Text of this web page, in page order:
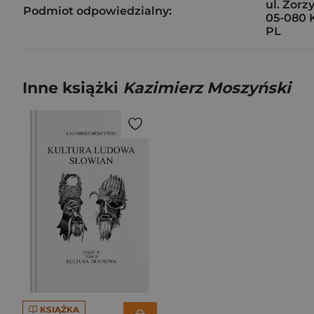
Podmiot odpowiedzialny:
ul.
05-080
PL
Inne książki Kazimierz Moszyński
KSIĄŻKA